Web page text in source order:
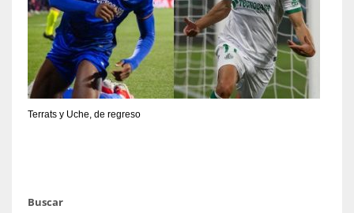
Terrats y Uche, de regreso
Buscar